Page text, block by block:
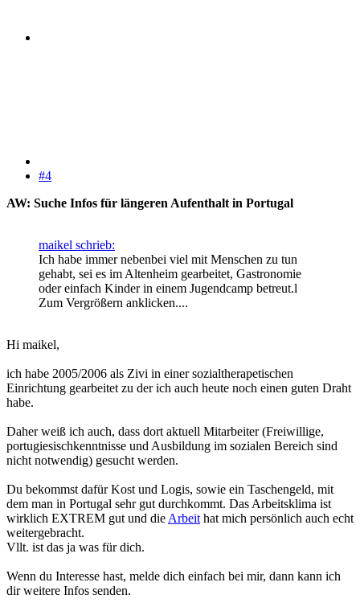
#4
AW: Suche Infos für längeren Aufenthalt in Portugal
maikel schrieb:
Ich habe immer nebenbei viel mit Menschen zu tun
gehabt, sei es im Altenheim gearbeitet, Gastronomie
oder einfach Kinder in einem Jugendcamp betreut.l
Zum Vergrößern anklicken....
Hi maikel,
ich habe 2005/2006 als Zivi in einer sozialtherapetischen
Einrichtung gearbeitet zu der ich auch heute noch einen guten Draht
habe.
Daher weiß ich auch, dass dort aktuell Mitarbeiter (Freiwillige,
portugiesischkenntnisse und Ausbildung im sozialen Bereich sind
nicht notwendig) gesucht werden.
Du bekommst dafür Kost und Logis, sowie ein Taschengeld, mit
dem man in Portugal sehr gut durchkommt. Das Arbeitsklima ist
wirklich EXTREM gut und die Arbeit hat mich persönlich auch echt
weitergebracht.
Vllt. ist das ja was für dich.
Wenn du Interesse hast, melde dich einfach bei mir, dann kann ich
dir weitere Infos senden.